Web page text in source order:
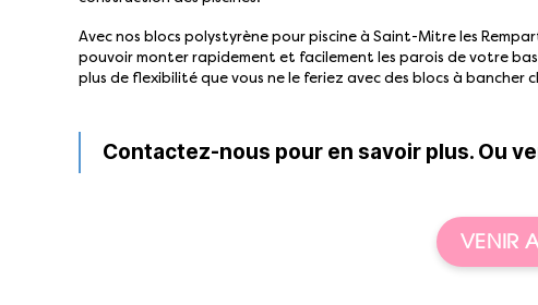
Avec nos blocs polystyrène pour piscine à Saint-Mitre les
pouvoir monter rapidement et facilement les parois de votre
plus de flexibilité que vous ne le feriez avec des blocs à bancher
Contactez-nous pour en savoir plus. Ou
VENIR